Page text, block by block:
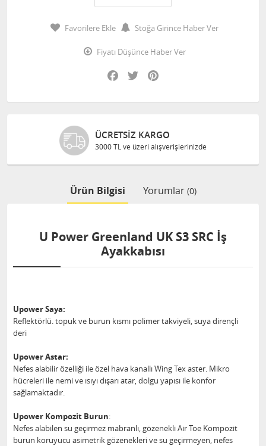
Favorilere Ekle Stoğa Girince Haber Ver
Fiyatı Düşünce Haber Ver
Facebook
Twitter
ÜCRETSIZ KARGO
3000 TL ve üzeri alışverişlerinizde
Ürün Bilgisi Yorumlar (0)
U Power Greenland UK S3 SRC İş
Ayakkabısı
Upower Saya:
Reflektörlü. topuk ve burun kısmı polimer takviyeli, suya dirençli
deri
Upower Astar:
Nefes alabilir özelliği ile özel hava kanallı Wing Tex aster. Mikro
hücreleri ile nemi ve ısıyı dışarı atar, dolgu yapısı ile konfor
sağlamaktadır.
Upower Kompozit Burun:
Nefes alabilen su geçirmez mabranlı, gözenekli Air Toe Kompozit
burun koruyucu asimetrik gözenekleri ve su geçirmeyen, nefes